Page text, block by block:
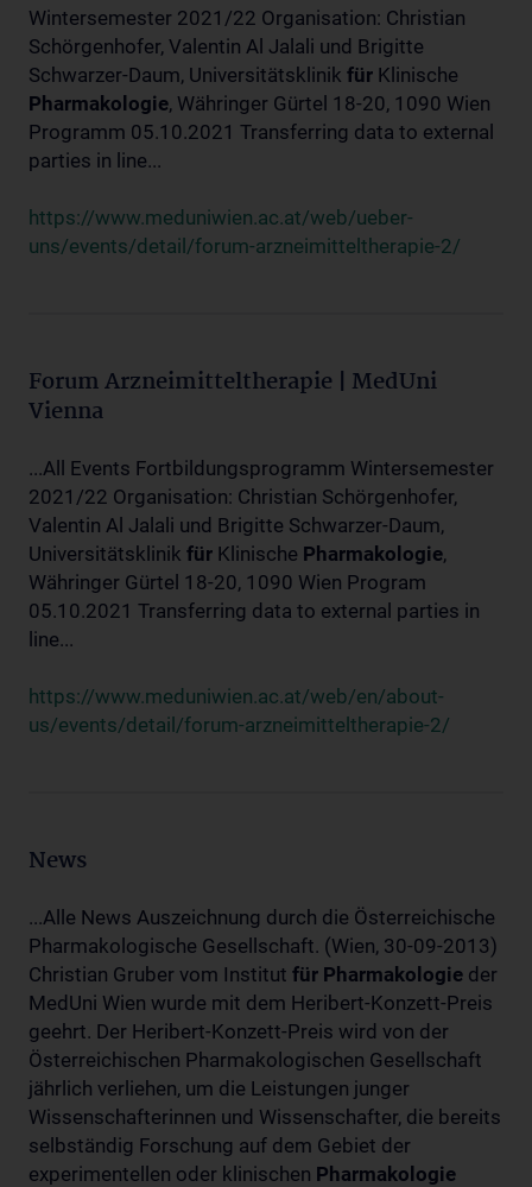
Wintersemester 2021/22 Organisation: Christian
Schörgenhofer, Valentin Al Jalali und Brigitte
Schwarzer-Daum, Universitätsklinik für Klinische
Pharmakologie, Währinger Gürtel 18-20, 1090 Wien
Programm 05.10.2021 Transferring data to external
parties in line...
https://www.meduniwien.ac.at/web/ueber-
uns/events/detail/forum-arzneimitteltherapie-2/
Forum Arzneimitteltherapie | MedUni
Vienna
...All Events Fortbildungsprogramm Wintersemester
2021/22 Organisation: Christian Schörgenhofer,
Valentin Al Jalali und Brigitte Schwarzer-Daum,
Universitätsklinik für Klinische Pharmakologie,
Währinger Gürtel 18-20, 1090 Wien Program
05.10.2021 Transferring data to external parties in
line...
https://www.meduniwien.ac.at/web/en/about-
us/events/detail/forum-arzneimitteltherapie-2/
News
...Alle News Auszeichnung durch die Österreichische
Pharmakologische Gesellschaft. (Wien, 30-09-2013)
Christian Gruber vom Institut für Pharmakologie der
MedUni Wien wurde mit dem Heribert-Konzett-Preis
geehrt. Der Heribert-Konzett-Preis wird von der
Österreichischen Pharmakologischen Gesellschaft
jährlich verliehen, um die Leistungen junger
Wissenschafterinnen und Wissenschafter, die bereits
selbständig Forschung auf dem Gebiet der
experimentellen oder klinischen Pharmakologie